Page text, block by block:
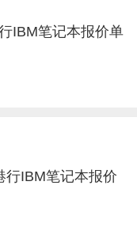
IBM笔记本报价单
行IBM笔记本报价